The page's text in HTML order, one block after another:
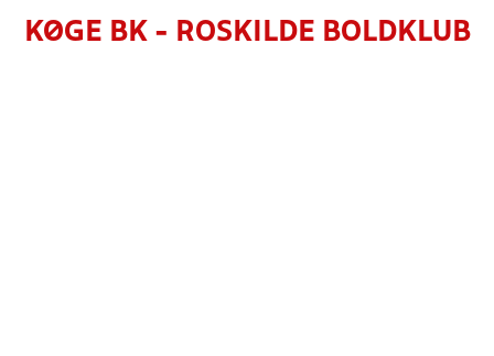
KØGE BK - ROSKILDE BOLDKLUB